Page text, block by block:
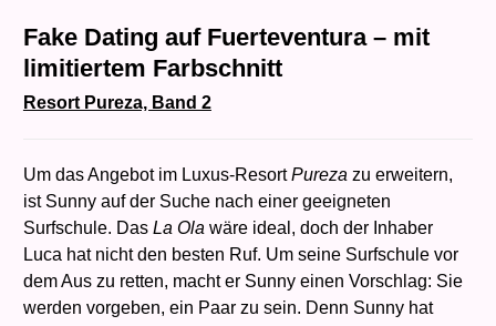
Fake Dating auf Fuerteventura – mit
limitiertem Farbschnitt
Resort Pureza, Band 2
Um das Angebot im Luxus-ResortPureza zu erweitern,
ist Sunny auf der Suche nach einer geeigneten
Surfschule. Das La Ola wäre ideal, doch der Inhaber
Luca hat nicht den besten Ruf. Um seine Surfschule vor
dem Aus zu retten, macht er Sunny einen Vorschlag: Sie
werden vorgeben, ein Paar zu sein. Denn Sunny hat